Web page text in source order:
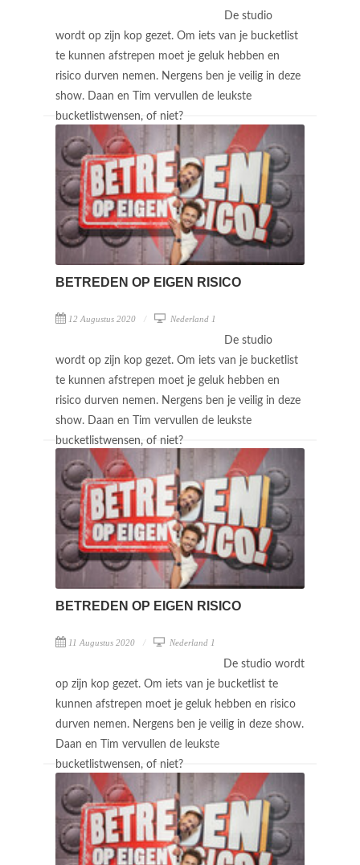
De studio
wordt op zijn kop gezet. Om iets van je bucketlist
te kunnen afstrepen moet je geluk hebben en
risico durven nemen. Nergens ben je veilig in deze
show. Daan en Tim vervullen de leukste
bucketlistwensen, of niet?
BETREDEN OP EIGEN RISICO
12 Augustus 2020 Nederland 1
De studio
wordt op zijn kop gezet. Om iets van je bucketlist
te kunnen afstrepen moet je geluk hebben en
risico durven nemen. Nergens ben je veilig in deze
show. Daan en Tim vervullen de leukste
bucketlistwensen, of niet?
BETREDEN OP EIGEN RISICO
11 Augustus 2020 Nederland 1
De studio wordt
op zijn kop gezet. Om iets van je bucketlist te
kunnen afstrepen moet je geluk hebben en risico
durven nemen. Nergens ben je veilig in deze show.
Daan en Tim vervullen de leukste
bucketlistwensen, of niet?